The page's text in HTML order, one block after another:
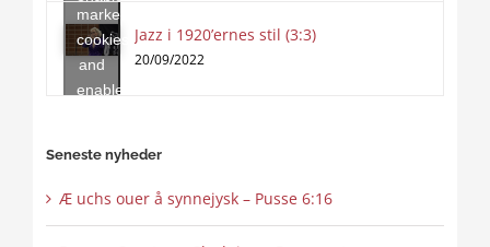
this
content
marketing
cookies
and
enable
Jazz i 1920’ernes stil (3:3)
20/09/2022
Seneste nyheder
Æ uchs ouer å synnejysk – Pusse 6:16